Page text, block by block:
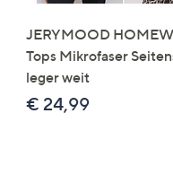
JERYMOOD
Tops Mikrofaser
leger weit
€ 24,99